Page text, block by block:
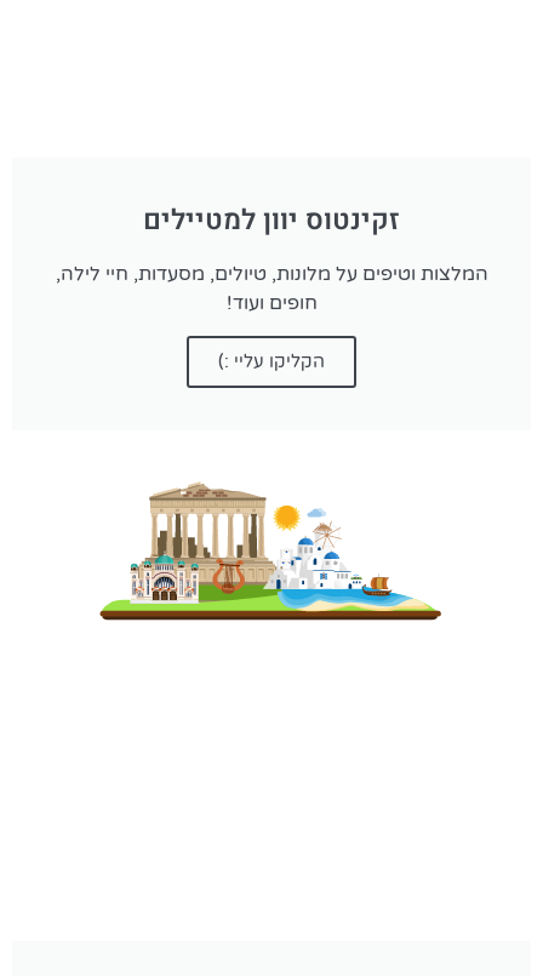
זקינטוס יוון למטיילים
המלצות וטיפים על מלונות, טיולים, מסעדות, חיי לילה,
חופים ועוד!
הקליקו עליי :)